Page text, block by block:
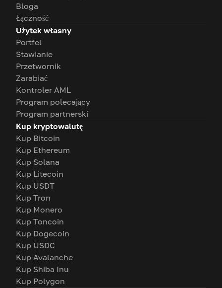
Bloga
Łączność
Użytek własny
Portfel
Stawianie
Przetwornik
Zarabiać
Kontroler AML
Program polecający
Program partnerski
Kup kryptowalutę
Kup Bitcoin
Kup Ethereum
Kup Solana
Kup Litecoin
Kup USDT
Kup Tron
Kup Monero
Kup Toncoin
Kup Dogecoin
Kup USDC
Kup Avalanche
Kup Shiba Inu
Kup Polygon